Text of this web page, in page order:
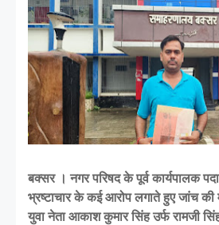
बक्सर । नगर परिषद के पूर्व कार्यपालक
भ्रष्टाचार के कई आरोप लगाते हुए जांच
युवा नेता आकाश कुमार सिंह उर्फ रामजी